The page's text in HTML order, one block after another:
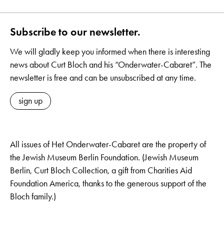
Subscribe to our newsletter.
We will gladly keep you informed when there is interesting
news about Curt Bloch and his “Onderwater-Cabaret”. The
newsletter is free and can be unsubscribed at any time.
sign up
All issues of Het Onderwater-Cabaret are the property of
the Jewish Museum Berlin Foundation. (Jewish Museum
Berlin, Curt Bloch Collection, a gift from Charities Aid
Foundation America, thanks to the generous support of the
Bloch family.)